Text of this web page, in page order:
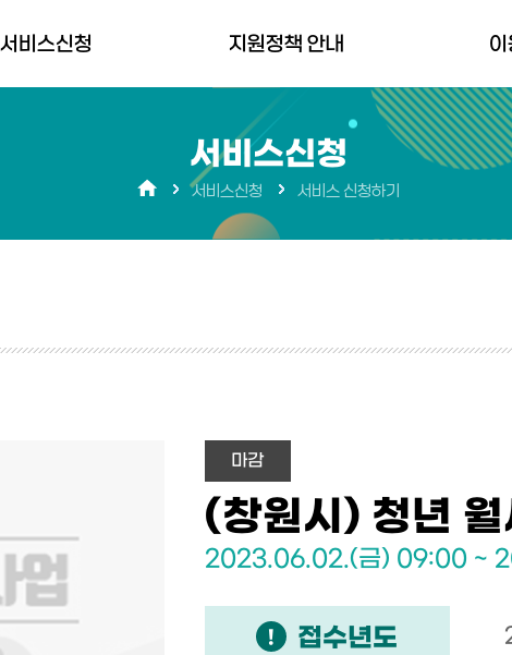
서비스신청 지원정책 안내
경상남도 지원정책
생애주기별저출생대응
지원정책
이
경남바로서
FAQ
서비스신청
서비스신청 서비스 신청하기
마감
(창원시) 청년
2023.06.02.(금) 09:00 ~
접수년도